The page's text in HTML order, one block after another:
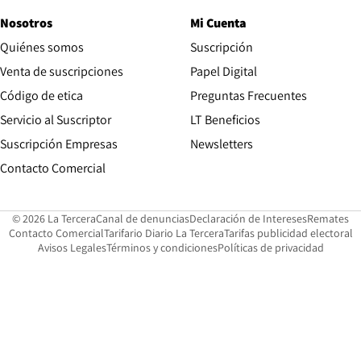
Nosotros
Quiénes somos
Venta de suscripciones
Código de etica Opens in new window
Servicio al Suscriptor
Suscripción Empresas
Contacto Comercial
Mi Cuenta
Suscripción
Papel Digital
Preguntas Frecuentes
LT Beneficios
Newsletters
© 2026 La TerceraCanal de denunciasOpens in new window
Declaración de InteresesOpens in
Remates
Contacto ComercialOpens in new window
Tarifario Diario La TerceraOpens in new window
Tarifas publicidad electoral
Avisos LegalesOpens in new window
Términos y condicionesPolíticas de privacidad